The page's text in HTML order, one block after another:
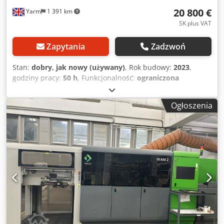
Yarm 1 391 km 20 800 €
SK plus VAT
Zapytania Zadzwoń
Stan: dobry, jak nowy (używany), Rok budowy: 2023,
godziny pracy: 50 h, Funkcjonalność: ograniczona
, szerokość robocza:
prądu wejściowego:trójfazowy, całkowita szerokość:2 400
mm, całkowita długość: 2 000 mm
, całkowita wysokość:
2 200 mm, masa całkowita:2 300 kg, dodatkowe cechy
wyposażenia:
Complete with 6 de-reeling stations, Po
konsultacjach trwających 5 lat z wiodącymi brytyjskimi
producentami i jednostkami produkcyjnymi, w tym
podczas pracy w fabryce, w której produkowane są te
maszyny, maszyna ta została zaprojektowana i zbudowana
do celów eksperymentalnych, aby umożliwić weryfikację
koncepcji dla rządu Wielkiej Brytanii/Ofgem. Maszyna ta
została wykonana ze spawanych stalowych ram, zgodnie z
rygorystycznymi normami branżowymi, i wyposażona w
Ogłoszenia